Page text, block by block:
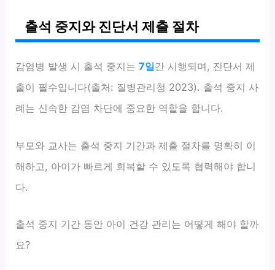
출석 중지와 진단서 제출 절차
감염병 발생 시 출석 중지는7일간 시행되며, 진단서 제
출이 필수입니다(출처: 질병관리청 2023). 출석 중지 사
례는 신속한 감염 차단에 중요한 역할을 합니다.
부모와 교사는 출석 중지 기간과 제출 절차를 명확히 이
해하고, 아이가 빠르게 회복할 수 있도록 협력해야 합니
다.
출석 중지 기간 동안 아이 건강 관리는 어떻게 해야 할까
요?